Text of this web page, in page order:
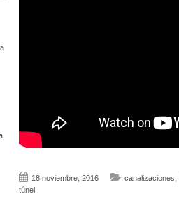
18 noviembre, 2016 canalizaciones
túnel